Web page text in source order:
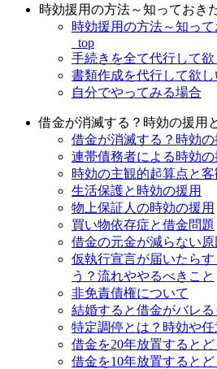
時効援用の方法～知っておき
時効援用の方法～知っ
_top
手続きを全て代行して
書類作成を代行して欲し
自分でやってみる場合
借金が消滅する？時効の援用
借金が消滅する？時効の
連帯債務者による時効の
時効の主観的起算点と
生活保護と時効の援用
物上保証人の時効の援用
買い物依存症と借金問題
借金の元金が減らない
仮執行宣言が届いたら
う？流れややるべきこと
非免責債権について
結婚すると借金がバレる
特定調停とは？時効や
借金を20年放置するとど
借金を10年放置するとど